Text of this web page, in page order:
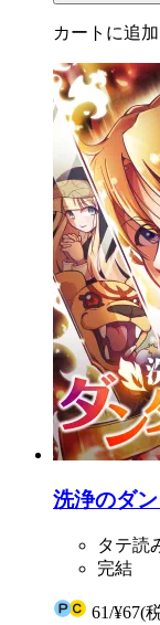
カートに追
洗浄のダ
タテ読
完結
61/¥67(